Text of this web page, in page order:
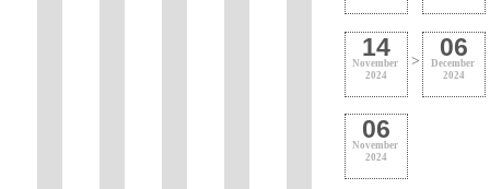
14
November
2024
> 06
December
2024
06
November
2024